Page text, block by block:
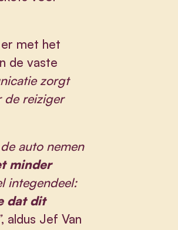
met het
de vaste
zorgt
de reiziger
auto nemen
minder
integendeel:
dat dit
, aldus Jef Van